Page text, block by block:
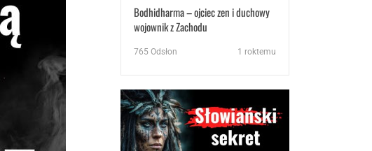
Bodhidharma – ojciec zen i duchowy
wojownik z Zachodu
765 Odsłon 1 roktemu